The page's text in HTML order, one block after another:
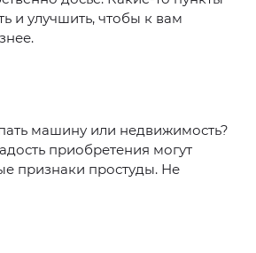
и улучшить, чтобы к вам
машину или недвижимость?
приобретения могут
признаки простуды. Не